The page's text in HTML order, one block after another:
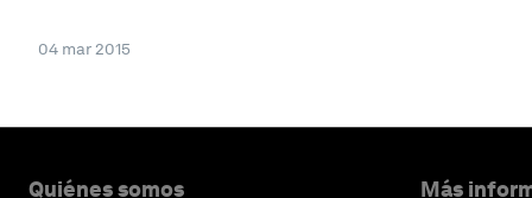
04 mar 2015
Quiénes somos Más